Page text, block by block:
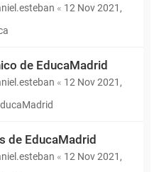
« 12 Nov 2021,
de EducaMadrid
« 12 Nov 2021,
de EducaMadrid
« 12 Nov 2021,